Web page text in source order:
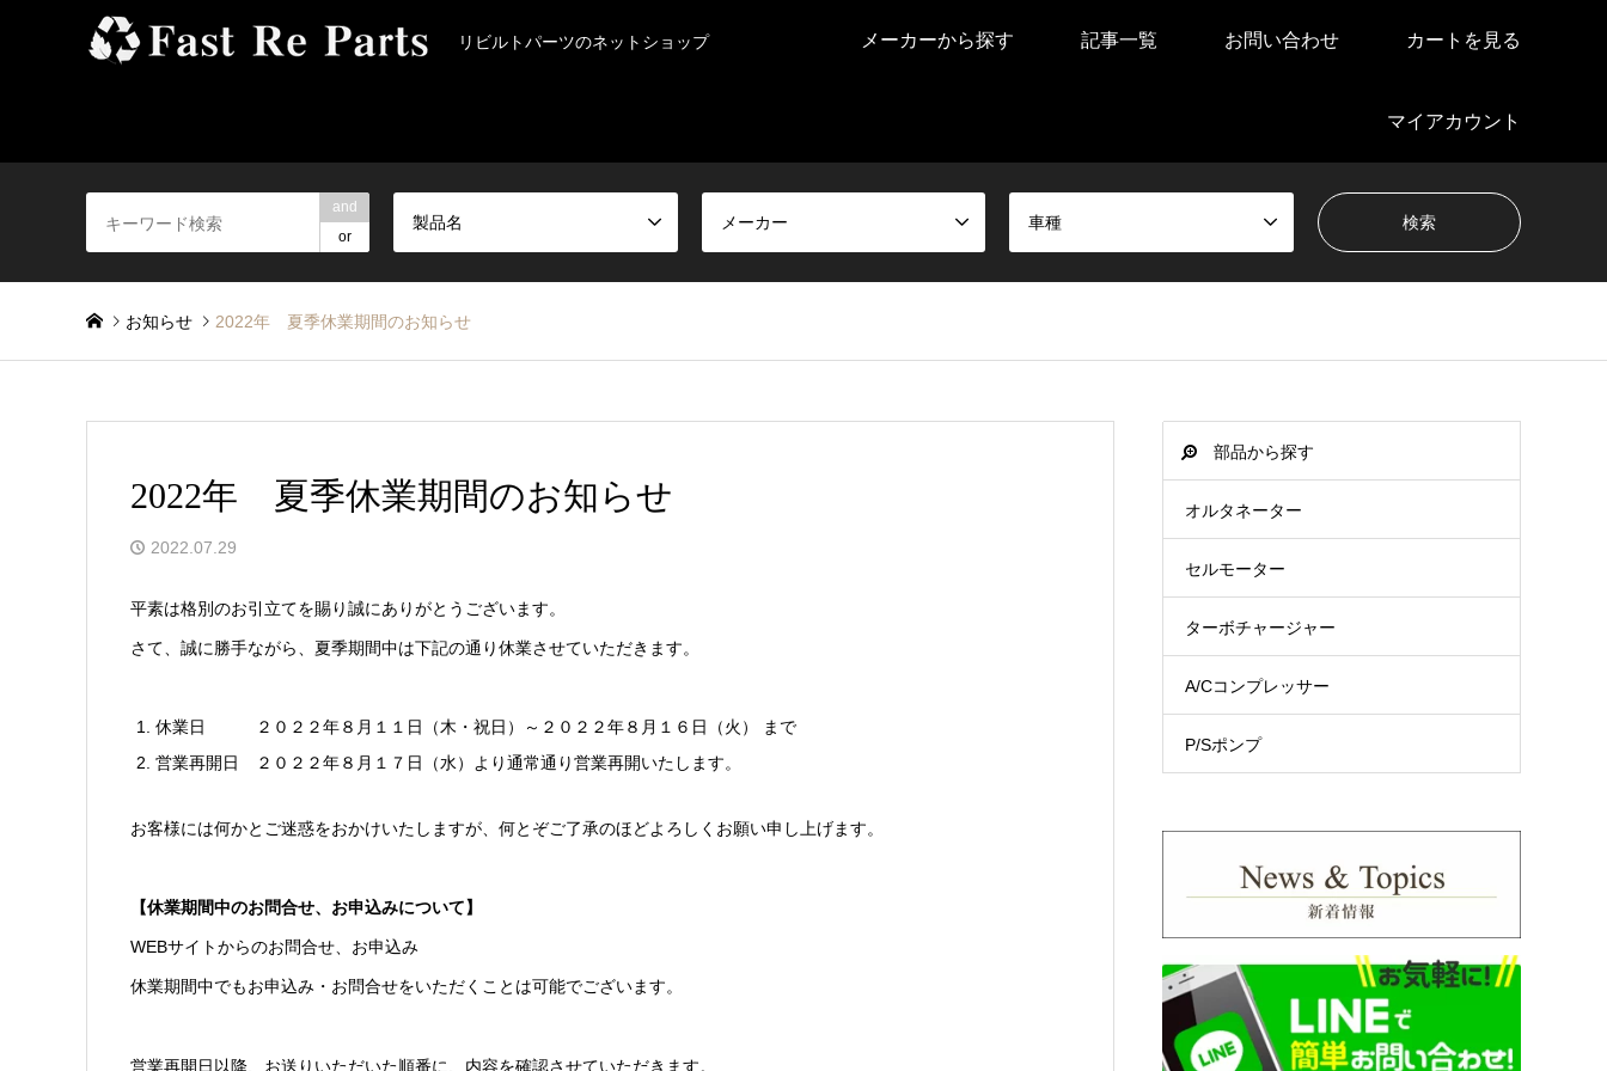
リビルトパーツのネットショップ メーカーから探す 記事一覧 お問い合わせ カートを見る
マイアカウント
and
or
製品名 メーカー 車種
お知らせ 2022年 夏季休業期間のお知らせ
2022年 夏季休業期間のお知らせ
2022.07.29
平素は格別のお引立てを賜り誠にありがとうございます。
さて、誠に勝手ながら、夏季期間中は下記の通り休業させていただきます。
休業日 ２０２２年８月１１日（木・祝日）～２０２２年８月１６日（火） まで
営業再開日 ２０２２年８月１７日（水）より通常通り営業再開いたします。
お客様には何かとご迷惑をおかけいたしますが、何とぞご了承のほどよろしくお願い申し上げます。
【休業期間中のお問合せ、お申込みについて】
WEBサイトからのお問合せ、お申込み
休業期間中でもお申込み・お問合せをいただくことは可能でございます。
営業再開日以降、お送りいただいた順番に、内容を確認させていただきます。
部品から探す
オルタネーター
セルモーター
ターボチャージャー
A/Cコンプレッサー
P/Sポンプ